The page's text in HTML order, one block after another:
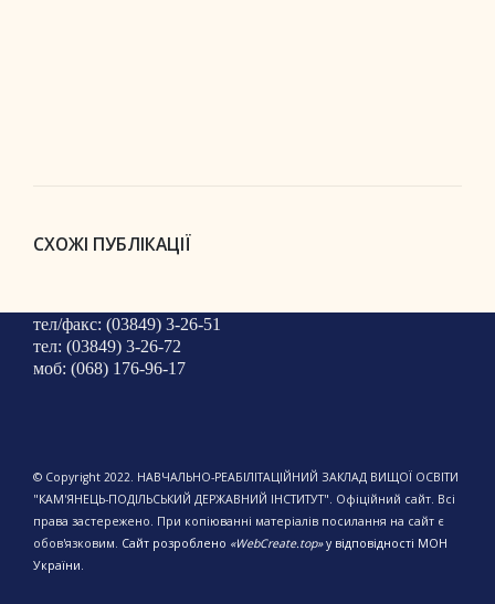
СХОЖІ ПУБЛІКАЦІЇ
тел/факс: (03849) 3-26-51
тел: (03849) 3-26-72
моб: (068) 176-96-17
© Copyright 2022. НАВЧАЛЬНО-РЕАБІЛІТАЦІЙНИЙ ЗАКЛАД ВИЩОЇ ОСВІТИ
"КАМ'ЯНЕЦЬ-ПОДІЛЬСЬКИЙ ДЕРЖАВНИЙ ІНСТИТУТ". Офіційний сайт. Всі
права застережено. При копіюванні матеріалів посилання на сайт є
обов'язковим. Сайт розроблено «WebCreate.top»у відповідності МОН
України.